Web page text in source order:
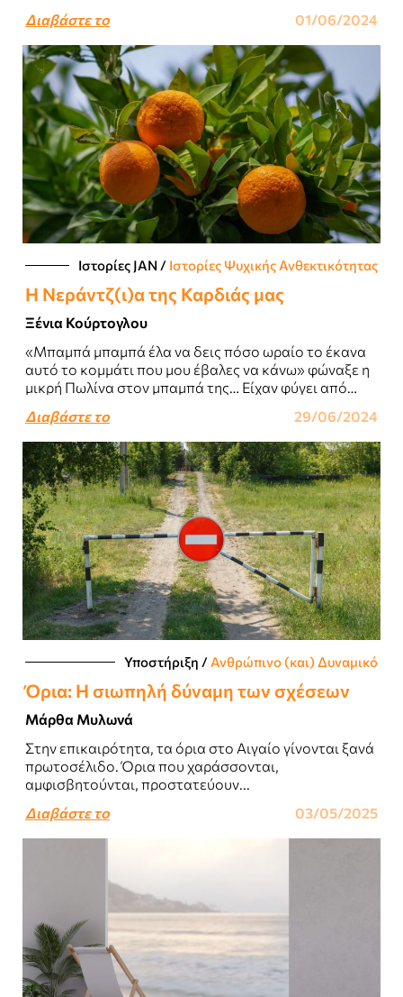
Διαβάστε το 01/06/2024
Ιστορίες JΑΝ / Ιστορίες Ψυχικής Ανθεκτικότητας
Η Νεράντζ(ι)α της Καρδιάς μας
Ξένια Κούρτογλου
«Μπαμπά μπαμπά έλα να δεις πόσο ωραίο το έκανα
αυτό το κομμάτι που μου έβαλες να κάνω» φώναξε η
μικρή Πωλίνα στον μπαμπά της… Είχαν φύγει από
Διαβάστε το 29/06/2024
Υποστήριξη / Ανθρώπινο (και) Δυναμικό
Όρια: Η σιωπηλή δύναμη των σχέσεων
Μάρθα Μυλωνά
Στην επικαιρότητα, τα όρια στο Αιγαίο γίνονται ξανά
πρωτοσέλιδο. Όρια που χαράσσονται,
αμφισβητούνται, προστατεύουν...
Διαβάστε το
03/05/2025